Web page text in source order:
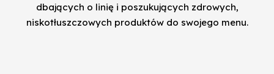
dbających o linię i poszukujących zdrowych,
niskotłuszczowych produktów do swojego menu.